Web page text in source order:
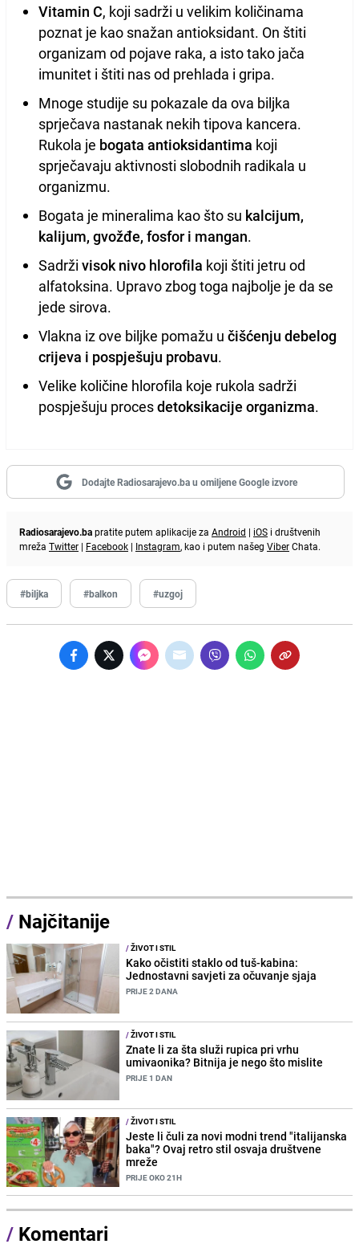
Vitamin C, koji sadrži u velikim količinama
poznat je kao snažan antioksidant. On štiti
organizam od pojave raka, a isto tako jača
imunitet i štiti nas od prehlada i gripa.
Mnoge studije su pokazale da ova biljka
sprječava nastanak nekih tipova kancera.
Rukola je bogata antioksidantima koji
sprječavaju aktivnosti slobodnih radikala u
organizmu.
Bogata je mineralima kao što su kalcijum,
kalijum, gvožđe, fosfor i mangan.
Sadrži visok nivo hlorofila koji štiti jetru od
alfatoksina. Upravo zbog toga najbolje je da se
jede sirova.
Vlakna iz ove biljke pomažu u čišćenju debelog
crijeva i pospješuju probavu.
Velike količine hlorofila koje rukola sadrži
pospješuju procesdetoksikacije organizma.
Dodajte Radiosarajevo.ba u omiljene Google izvore
Radiosarajevo.bapratite putem aplikacije za Android | iOS i društvenih
mreža Twitter | Facebook | Instagram, kao i putem našeg ViberChata.
#biljka #balkon #uzgoj
/ Najčitanije
/ŽIVOT I STIL
Kako očistiti staklo od tuš-kabina:
Jednostavni savjeti za očuvanje sjaja
PRIJE 2 DANA
/ŽIVOT I STIL
Znate li za šta služi rupica pri vrhu
umivaonika? Bitnija je nego što mislite
PRIJE 1 DAN
/ŽIVOT I STIL
Jeste li čuli za novi modni trend "italijanska
baka"? Ovaj retro stil osvaja društvene
mreže
PRIJE OKO 21H
/ Komentari